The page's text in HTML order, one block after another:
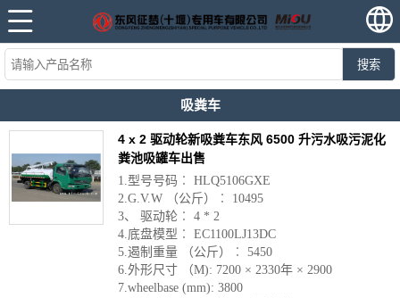
搜索
吸粪车
4 x 2 驱动轮新吸粪车东风 6500 升污水吸污泥化
粪池吸罐车出售
1.型号号码︰ HLQ5106GXE
2.G.V.W （公斤）︰ 10495
3、 驱动轮︰ 4 * 2
4.底盘模型︰ EC1100LJ13DC
5.遏制重量 （公斤）︰ 5450
6.外形尺寸 （M): 7200 × 2330年 × 2900
7.wheelbase (mm): 3800